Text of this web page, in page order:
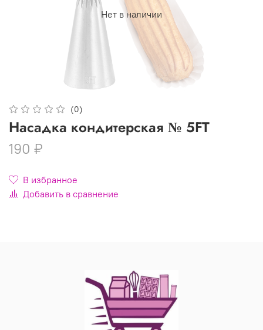
Нет в наличии
(0)
Насадка кондитерская № 5FT
190 ₽
В избранное
Добавить в сравнение